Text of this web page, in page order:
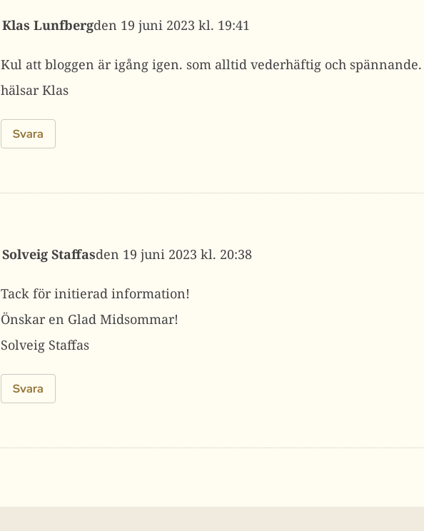
Klas Lunfberg 19 juni 2023 kl. 19:41
Kul att bloggen är igång igen. som alltid vederhäftig och spännande.
hälsar Klas
Svara
Solveig Staffas 19 juni 2023 kl. 20:38
Tack för initierad information!
Önskar en Glad Midsommar!
Solveig Staffas
Svara